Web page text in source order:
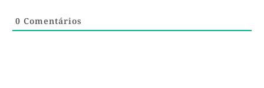
0 Comentários